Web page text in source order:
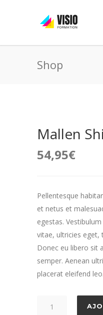
Shop
Mallen
54,95€
Pellentesque
et netus et
egestas.
vitae, ultricies
Donec eu libero sit
semper. Aenean
placerat eleifend leo.